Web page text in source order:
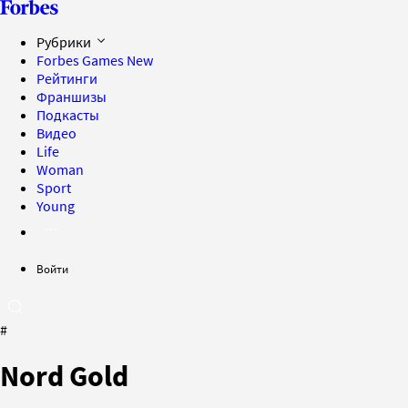
Рубрики
Forbes Games New
Рейтинги
Франшизы
Подкасты
Видео
Life
Woman
Sport
Young
Войти
#
Nord Gold